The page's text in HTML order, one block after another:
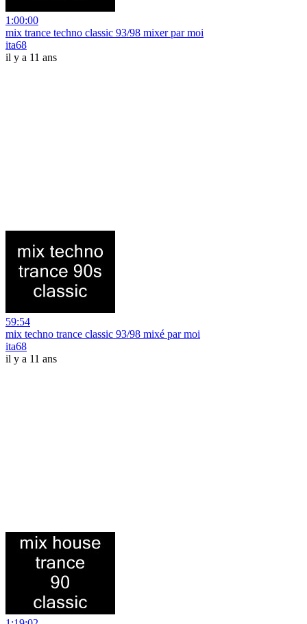
1:00:00
mix trance techno classic 93/98 mixer par moi
ita68
il y a 11 ans
59:54
mix techno trance classic 93/98 mixé par moi
ita68
il y a 11 ans